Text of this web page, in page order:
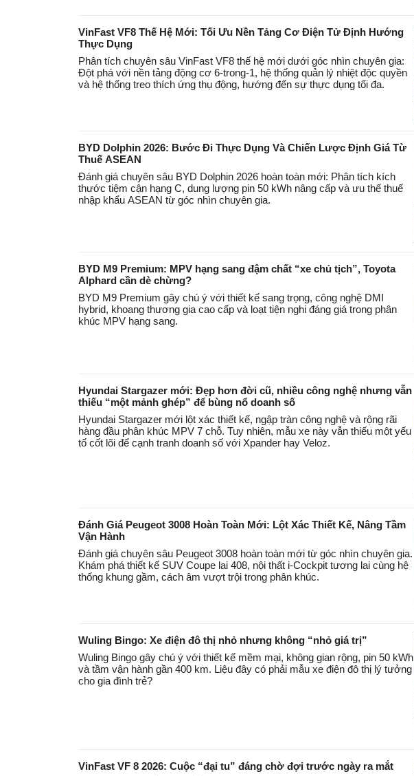
VinFast VF8 Thế Hệ Mới: Tối Ưu Nền Tảng Cơ Điện Tử Định Hướng
Thực Dụng
Phân tích chuyên sâu VinFast VF8 thế hệ mới dưới góc nhìn chuyên gia:
Đột phá với nền tảng động cơ 6-trong-1, hệ thống quản lý nhiệt độc quyền
và hệ thống treo thích ứng thụ động, hướng đến sự thực dụng tối đa.
BYD Dolphin 2026: Bước Đi Thực Dụng Và Chiến Lược Định Giá Từ
Thuế ASEAN
Đánh giá chuyên sâu BYD Dolphin 2026 hoàn toàn mới: Phân tích kích
thước tiệm cận hạng C, dung lượng pin 50 kWh nâng cấp và ưu thế thuế
nhập khẩu ASEAN từ góc nhìn chuyên gia.
BYD M9 Premium: MPV hạng sang đậm chất “xe chủ tịch”, Toyota
Alphard cần dè chừng?
BYD M9 Premium gây chú ý với thiết kế sang trọng, công nghệ DMI
hybrid, khoang thương gia cao cấp và loạt tiện nghi đáng giá trong phân
khúc MPV hạng sang.
Hyundai Stargazer mới: Đẹp hơn đời cũ, nhiều công nghệ nhưng vẫn
thiếu “một mảnh ghép” để bùng nổ doanh số
Hyundai Stargazer mới lột xác thiết kế, ngập tràn công nghệ và rộng rãi
hàng đầu phân khúc MPV 7 chỗ. Tuy nhiên, mẫu xe này vẫn thiếu một yếu
tố cốt lõi để cạnh tranh doanh số với Xpander hay Veloz.
Đánh Giá Peugeot 3008 Hoàn Toàn Mới: Lột Xác Thiết Kế, Nâng Tầm
Vận Hành
Đánh giá chuyên sâu Peugeot 3008 hoàn toàn mới từ góc nhìn chuyên gia.
Khám phá thiết kế SUV Coupe lai 408, nội thất i-Cockpit tương lai cùng hệ
thống khung gầm, cách âm vượt trội trong phân khúc.
Wuling Bingo: Xe điện đô thị nhỏ nhưng không “nhỏ giá trị”
Wuling Bingo gây chú ý với thiết kế mềm mại, không gian rộng, pin 50 kWh
và tầm vận hành gần 400 km. Liệu đây có phải mẫu xe điện đô thị lý tưởng
cho gia đình trẻ?
VinFast VF 8 2026: Cuộc “đại tu” đáng chờ đợi trước ngày ra mắt